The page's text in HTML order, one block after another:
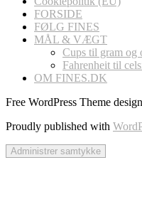
FORSIDE
FØLG FINES
MÅL & VÆGT
Cups til gram og
Fahrenheit til
OM FINES.DK
Free WordPress Theme
Proudly published with
Administrer samtykke